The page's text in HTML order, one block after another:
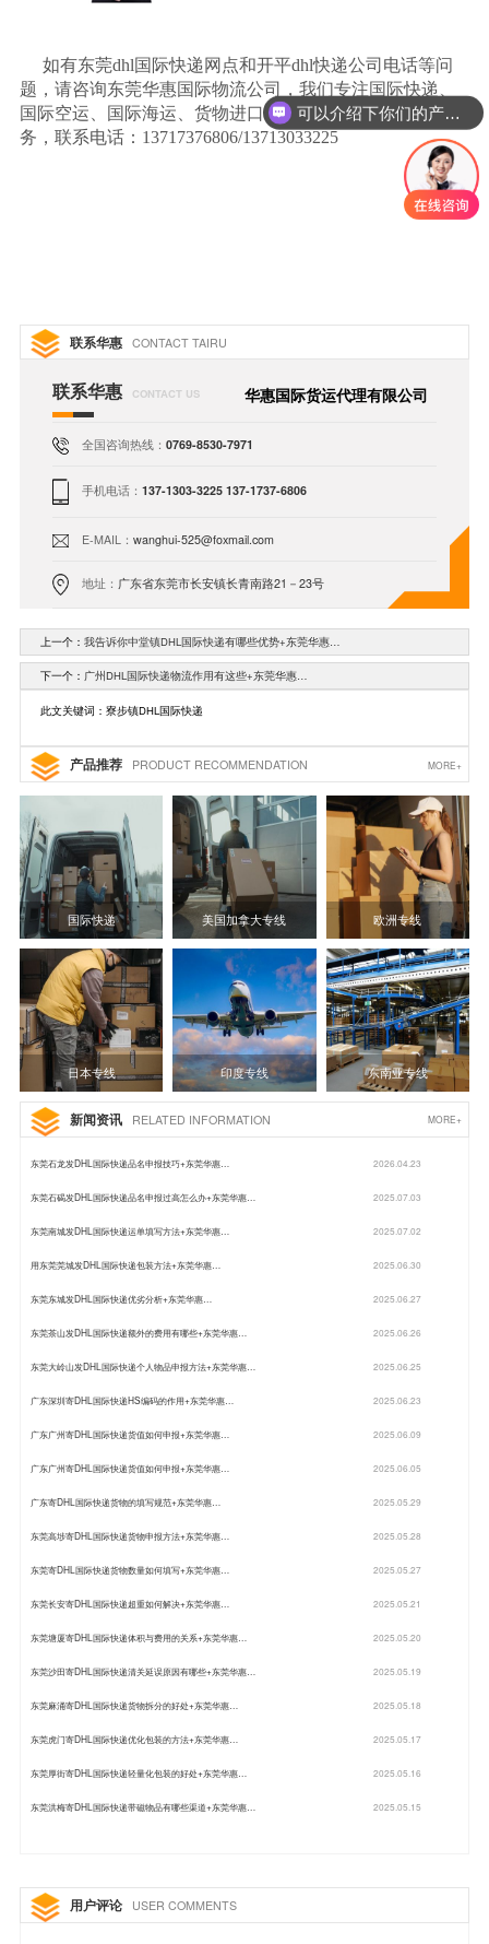
如有东莞dhl国际快递网点和开平dhl快递公司电话等问
题，请咨询东莞华惠国际物流公司，我们专注国际快递、
国际空运、国际海运、货物进口、亚马逊FBA物流入仓服
务，联系电话： 13717376806/13713033225
联系华惠 CONTACT TAIRU
联系华惠 CONTACT US 华惠国际货运代理有限公司
全国咨询热线：0769-8530-7971
手机电话：137-1303-3225 137-1737-6806
E-MAIL：wanghui-525@foxmail.com
地址： 广东省东莞市长安镇长青南路21－23号
上一个： 我告诉你中堂镇DHL国际快递有哪些优势+东莞华惠…
下一个： 广州DHL国际快递物流作用有这些+东莞华惠…
此文关键词：寮步镇DHL国际快递
产品推荐 PRODUCT RECOMMENDATION MORE+
国际快递 美国加拿大专线 欧洲专线
日本专线 印度专线 东南亚专线
新闻资讯 RELATED INFORMATION MORE+
东莞石龙发DHL国际快递品名申报技巧+东莞华惠… 2026.04.23
东莞石碣发DHL国际快递品名申报过高怎么办+东莞华惠… 2025.07.03
东莞南城发DHL国际快递运单填写方法+东莞华惠… 2025.07.02
用东莞莞城发DHL国际快递包装方法+东莞华惠… 2025.06.30
东莞东城发DHL国际快递优劣分析+东莞华惠… 2025.06.27
东莞茶山发DHL国际快递额外的费用有哪些+东莞华惠… 2025.06.26
东莞大岭山发DHL国际快递个人物品申报方法+东莞华惠… 2025.06.25
广东深圳寄DHL国际快递HS编码的作用+东莞华惠… 2025.06.23
广东广州寄DHL国际快递货值如何申报+东莞华惠… 2025.06.09
广东广州寄DHL国际快递货值如何申报+东莞华惠… 2025.06.05
广东寄DHL国际快递货物的填写规范+东莞华惠… 2025.05.29
东莞高埗寄DHL国际快递货物申报方法+东莞华惠… 2025.05.28
东莞寄DHL国际快递货物数量如何填写+东莞华惠… 2025.05.27
东莞长安寄DHL国际快递超重如何解决+东莞华惠… 2025.05.21
东莞塘厦寄DHL国际快递体积与费用的关系+东莞华惠… 2025.05.20
东莞沙田寄DHL国际快递清关延误原因有哪些+东莞华惠… 2025.05.19
东莞麻涌寄DHL国际快递货物拆分的好处+东莞华惠… 2025.05.18
东莞虎门寄DHL国际快递优化包装的方法+东莞华惠… 2025.05.17
东莞厚街寄DHL国际快递轻量化包装的好处+东莞华惠… 2025.05.16
东莞洪梅寄DHL国际快递带磁物品有哪些渠道+东莞华惠… 2025.05.15
用户评论 USER COMMENTS
你们是怎么收费的呢